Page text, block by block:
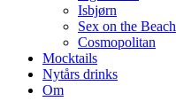
Isbjørn
Sex on the Beach
Cosmopolitan
Mocktails
Nytårs drinks
Om